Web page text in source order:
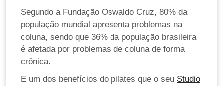
Segundo a Fundação Oswaldo Cruz, 80% da
população mundial apresenta problemas na
coluna, sendo que 36% da população brasileira
é afetada por problemas de coluna de forma
crônica.
E um dos benefícios do pilates que o seu Studio